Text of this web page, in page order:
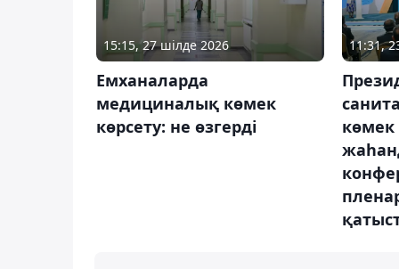
15:15, 27 шілде 2026
Емханаларда
медициналық көмек
көрсету: не өзгерді
11:31,
көмек